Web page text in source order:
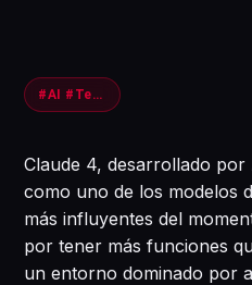
#AI #Tecnología #Gaming
Claude 4, desarrollado
como uno de los modelos
más influyentes del
por tener más funciones
un entorno dominado por